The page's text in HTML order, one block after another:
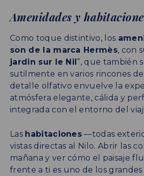
Amenidades y
Como toque distintivo, los
son de la marca Hermès, con
jardin sur le Nil”, que también
sutilmente en varios rincones
detalle olfativo envuelve la
atmósfera elegante, cálida y
integrada con el entorno del
Las habitaciones —todas
vistas directas al Nilo. Abrir las
mañana y ver cómo el paisaje
frente a ti es uno de los grandes